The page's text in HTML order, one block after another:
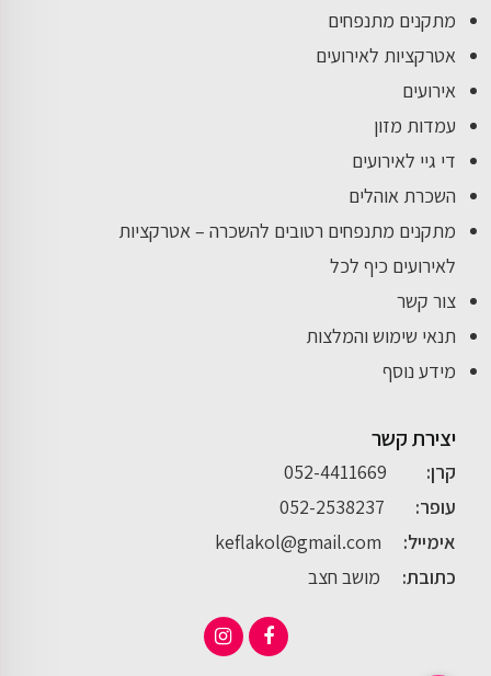
מתקנים מתנפחים
אטרקציות לאירועים
אירועים
עמדות מזון
די גיי לאירועים
השכרת אוהלים
מתקנים מתנפחים רטובים להשכרה – אטרקציות
לאירועים כיף לכל
צור קשר
תנאי שימוש והמלצות
מידע נוסף
יצירת קשר
קרן:
052-4411669
עופר:
052-2538237
אימייל:
keflakol@gmail.com
כתובת: מושב חצב